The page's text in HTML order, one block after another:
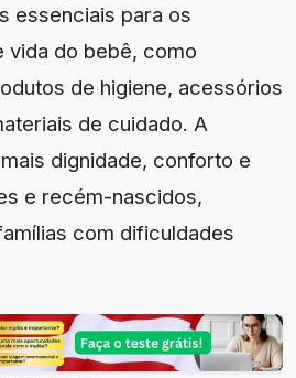
essenciais para os
vida do bebê, como
de higiene, acessórios
de cuidado. A
dignidade, conforto e
e recém-nascidos,
com dificuldades